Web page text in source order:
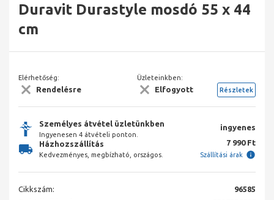
Duravit Durastyle mosdó 55 x 44
cm
Elérhetőség:
Rendelésre
Üzleteinkben:
Elfogyott Részletek
Személyes átvétel üzletünkben
Ingyenesen 4 átvételi ponton.
ingyenes
Házhozszállítás
Kedvezményes, megbízható, országos.
7 990 Ft
Szállítási árak
Cikkszám:
96585